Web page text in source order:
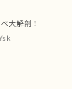
大解剖！